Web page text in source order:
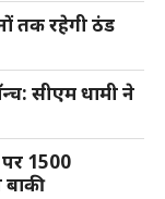
तक रहेगी ठंड
सीएम धामी ने
1500